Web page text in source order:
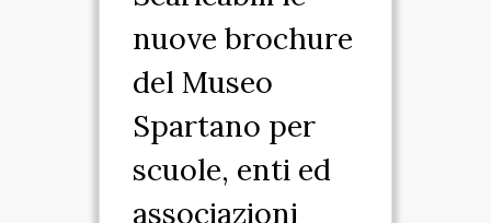
MUSEO IPOGEO
nuove brochure
del Museo
Spartano per
scuole, enti ed
associazioni